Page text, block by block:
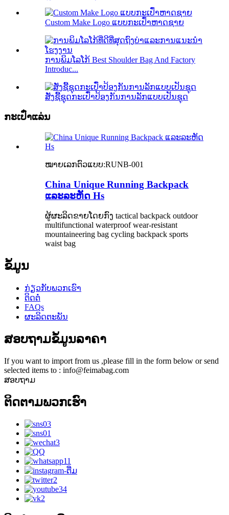
Custom Make Logo ແບບກະເປົ໋າຫາດຊາຍ
ການພິມໂລໂກ້ Best Shoulder Bag And Factory
Introduc...
ສັ່ງຊື້ຊຸດກະເປົ໋າປ້ອງກັນການລັກແບບເປັນຊຸດ
ກະເປົ໋າແລ່ນ
ໝາຍເລກຕົວແບບ:RUNB-001
China Unique Running Backpack
ແລະລະຫັດ Hs
ຜູ້ຜະລິດຂາຍໂດຍກົງ tactical backpack outdoor
multifunctional waterproof wear-resistant
mountaineering bag cycling backpack sports
waist bag
ຂໍ້ມູນ
ກ່ຽວ​ກັບ​ພວກ​ເຮົາ
ຕິດຕໍ່
FAQs
ຜະລິດຕະພັນ
ສອບຖາມຂໍ້ມູນລາຄາ
If you want to import from us ,please fill in the form below or send
selected items to : info@feimabag.com
ສອບຖາມ
ຕິດ​ຕາມ​ພວກ​ເຮົາ